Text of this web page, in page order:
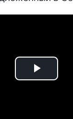
Play